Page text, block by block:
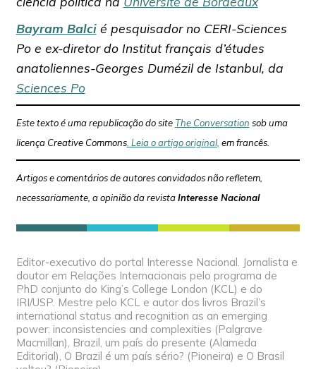
Bayram Balci é pesquisador no CERI-Sciences
Po e ex-diretor do Institut français d’études
anatoliennes-Georges Dumézil de Istanbul, da
Sciences Po
Este texto é uma republicação do site The Conversation sob uma
licença Creative Commons. Leia o artigo original, em francês.
Artigos e comentários de autores convidados não refletem,
necessariamente, a opinião da revistaInteresse Nacional
Editor-executivo do portal Interesse Nacional. Jornalista e
doutor em Relações Internacionais pelo programa de
PhD conjunto do King’s College London (KCL) e do
IRI/USP. Mestre pelo KCL e autor dos livros Brazil’s
international status and recognition as an emerging
power: inconsistencies and complexities (Palgrave
Macmillan), Brazil, um país do presente (Alameda
Editorial), O Brazil é um país sério? (Pioneira) e O Brasil